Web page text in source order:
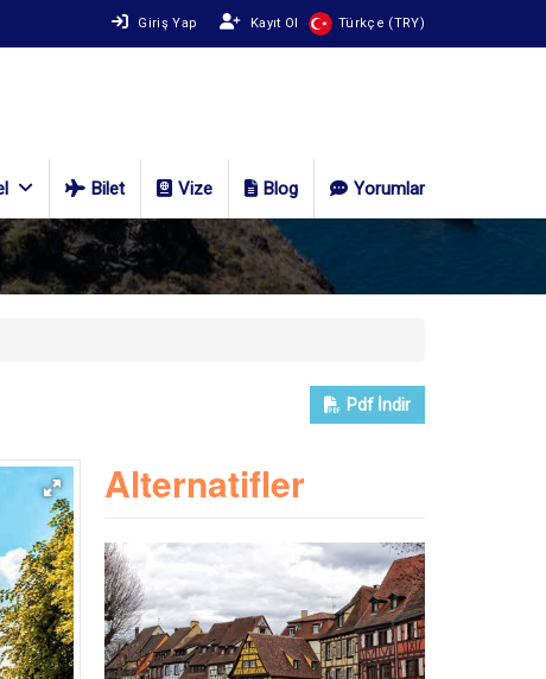
Giriş Yap Kayıt Ol Türkçe (TRY)
Bilet Vize Blog Yorumlar
Pdf İndir
Alternatifler